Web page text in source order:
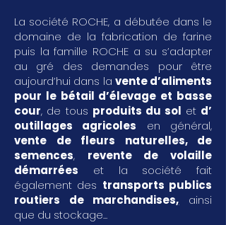
La société ROCHE, a débutée dans le
domaine de la fabrication de farine
puis la famille ROCHE a su s’adapter
au gré des demandes pour être
aujourd’hui dans la vente d’aliments
pour le bétail d’élevage et basse
cour, de tous produits du sol et d’
outillages agricoles en général,
vente de fleurs naturelles, de
semences, revente de volaille
démarrées et la société fait
également des transports publics
routiers de marchandises, ainsi
que du stockage...